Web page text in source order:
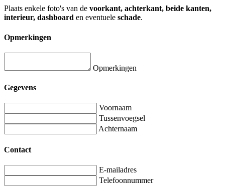
Plaats enkele foto's van de voorkant, achterkant, beide kanten,
interieur, dashboard en eventuele schade.
Opmerkingen
Opmerkingen
Gegevens
Voornaam
Tussenvoegsel
Achternaam
Contact
E-mailadres
Telefoonnummer